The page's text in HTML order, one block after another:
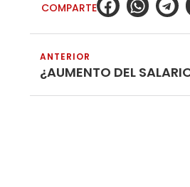
COMPARTE
ANTERIOR